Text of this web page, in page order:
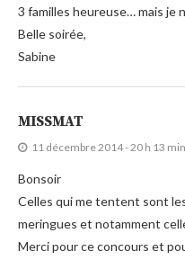
3 familles heureuse… mais je
Belle soirée,
Sabine
MISSMAT
11 décembre 2014 - 20 h 13 min
Bonsoir
Celles qui me tentent sont
meringues et notamment
Merci pour ce concours et